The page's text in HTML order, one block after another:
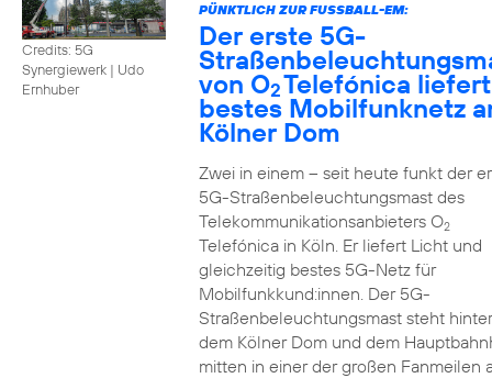
Credits: 5G
Synergiewerk | Udo
Ernhuber
PÜNKTLICH ZUR FUSSBALL-EM:
Der erste 5G-
von O2Telefónica liefert
bestes Mobilfunknetz
Kölner Dom
Zwei in einem – seit heute funkt der
5G-Straßenbeleuchtungsmast des
Telekommunikationsanbieters O2
Telefónica in Köln. Er liefert Licht und
gleichzeitig bestes 5G-Netz für
Mobilfunkkund:innen. Der 5G-
Straßenbeleuchtungsmast steht hinter
dem Kölner Dom und dem
mitten in einer der großen Fanmeilen